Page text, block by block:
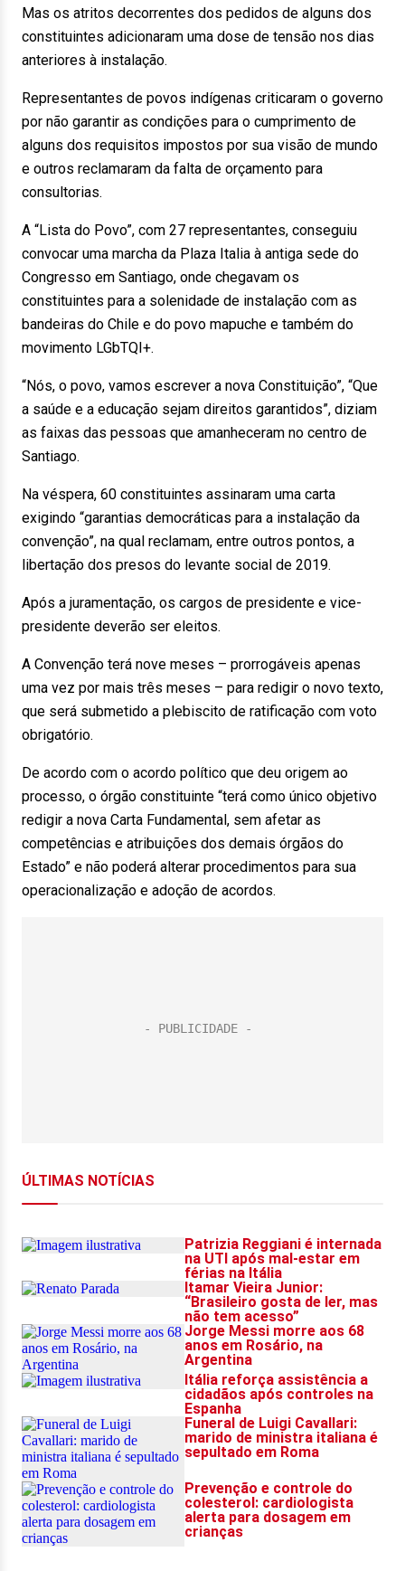
Mas os atritos decorrentes dos pedidos de alguns dos
constituintes adicionaram uma dose de tensão nos dias
anteriores à instalação.
Representantes de povos indígenas criticaram o governo
por não garantir as condições para o cumprimento de
alguns dos requisitos impostos por sua visão de mundo
e outros reclamaram da falta de orçamento para
consultorias.
A “Lista do Povo”, com 27 representantes, conseguiu
convocar uma marcha da Plaza Italia à antiga sede do
Congresso em Santiago, onde chegavam os
constituintes para a solenidade de instalação com as
bandeiras do Chile e do povo mapuche e também do
movimento LGbTQI+.
“Nós, o povo, vamos escrever a nova Constituição”, “Que
a saúde e a educação sejam direitos garantidos”, diziam
as faixas das pessoas que amanheceram no centro de
Santiago.
Na véspera, 60 constituintes assinaram uma carta
exigindo “garantias democráticas para a instalação da
convenção”, na qual reclamam, entre outros pontos, a
libertação dos presos do levante social de 2019.
Após a juramentação, os cargos de presidente e vice-
presidente deverão ser eleitos.
A Convenção terá nove meses – prorrogáveis apenas
uma vez por mais três meses – para redigir o novo texto,
que será submetido a plebiscito de ratificação com voto
obrigatório.
De acordo com o acordo político que deu origem ao
processo, o órgão constituinte “terá como único objetivo
redigir a nova Carta Fundamental, sem afetar as
competências e atribuições dos demais órgãos do
Estado” e não poderá alterar procedimentos para sua
operacionalização e adoção de acordos.